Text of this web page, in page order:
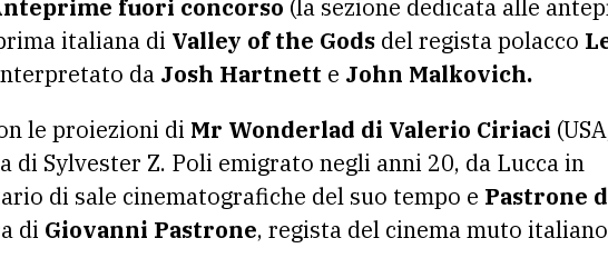
fuori concorso (la sezione dedicata alle
italiana di Valley of the Gods del regista polacco
da Josh Hartnett e John Malkovich.
le proiezioni di Mr Wonderlad di Valerio Ciriaci
Sylvester Z. Poli emigrato negli anni 20, da Lucca in
di sale cinematografiche del suo tempo e Pastrone
di Giovanni Pastrone, regista del cinema muto